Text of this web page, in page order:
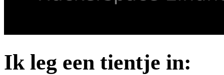
Ik leg een tientje in: